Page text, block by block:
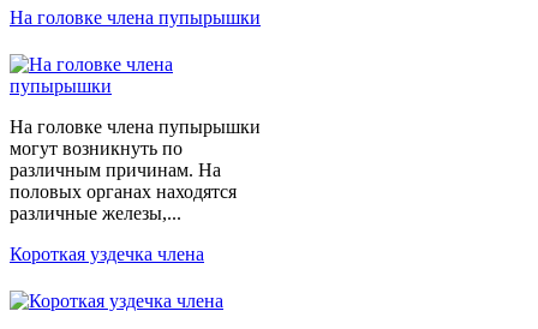
На головке члена пупырышки
На головке члена пупырышки
могут возникнуть по
различным причинам. На
половых органах находятся
различные железы,...
Короткая уздечка члена